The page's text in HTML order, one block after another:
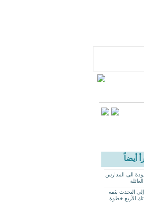
أيضاً
الى المدارس
التحدث بثقة
الأربع خطوة